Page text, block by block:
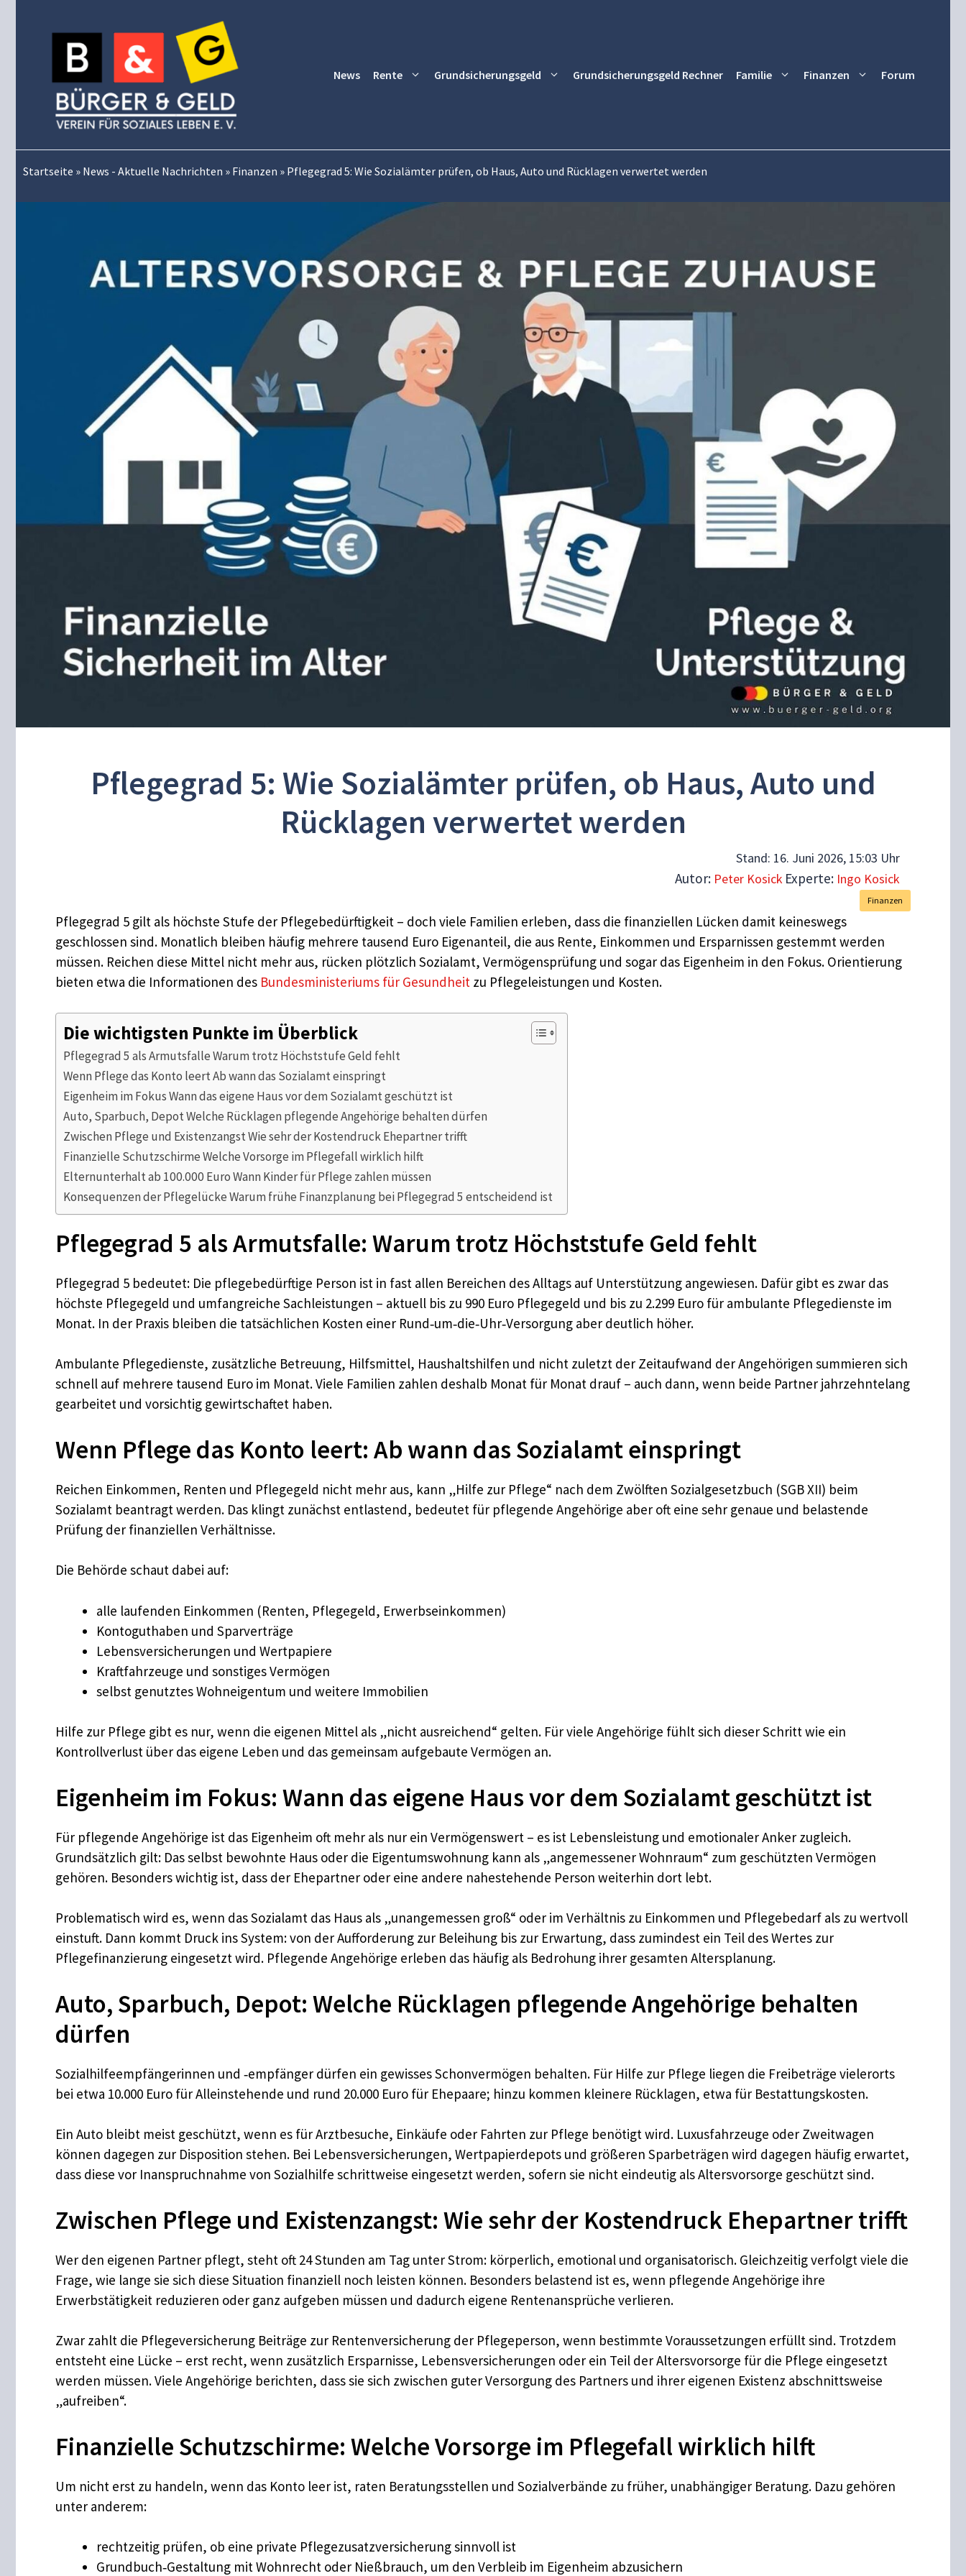
News Rente Grundsicherungsgeld Grundsicherungsgeld Rechner Familie Finanzen Forum
Startseite » News - Aktuelle Nachrichten » Finanzen » Pflegegrad 5: Wie Sozialämter prüfen, ob Haus, Auto und Rücklagen verwertet werden
Pflegegrad 5: Wie Sozialämter prüfen, ob Haus, Auto und
Rücklagen verwertet werden
Stand: 16. Juni 2026, 15:03 Uhr
Autor: Peter Kosick Experte: Ingo Kosick
Finanzen
Pflegegrad 5 gilt als höchste Stufe der Pflegebedürftigkeit – doch viele Familien erleben, dass die finanziellen Lücken damit keineswegs
geschlossen sind. Monatlich bleiben häufig mehrere tausend Euro Eigenanteil, die aus Rente, Einkommen und Ersparnissen gestemmt werden
müssen. Reichen diese Mittel nicht mehr aus, rücken plötzlich Sozialamt, Vermögensprüfung und sogar das Eigenheim in den Fokus. Orientierung
bieten etwa die Informationen des Bundesministeriums für Gesundheit zu Pflegeleistungen und Kosten.
Die wichtigsten Punkte im Überblick
Pflegegrad 5 als Armutsfalle Warum trotz Höchststufe Geld fehlt
Wenn Pflege das Konto leert Ab wann das Sozialamt einspringt
Eigenheim im Fokus Wann das eigene Haus vor dem Sozialamt geschützt ist
Auto, Sparbuch, Depot Welche Rücklagen pflegende Angehörige behalten dürfen
Zwischen Pflege und Existenzangst Wie sehr der Kostendruck Ehepartner trifft
Finanzielle Schutzschirme Welche Vorsorge im Pflegefall wirklich hilft
Elternunterhalt ab 100.000 Euro Wann Kinder für Pflege zahlen müssen
Konsequenzen der Pflegelücke Warum frühe Finanzplanung bei Pflegegrad 5 entscheidend ist
Pflegegrad 5 als Armutsfalle: Warum trotz Höchststufe Geld fehlt
Pflegegrad 5 bedeutet: Die pflegebedürftige Person ist in fast allen Bereichen des Alltags auf Unterstützung angewiesen. Dafür gibt es zwar das
höchste Pflegegeld und umfangreiche Sachleistungen – aktuell bis zu 990 Euro Pflegegeld und bis zu 2.299 Euro für ambulante Pflegedienste im
Monat. In der Praxis bleiben die tatsächlichen Kosten einer Rund‑um‑die‑Uhr‑Versorgung aber deutlich höher.
Ambulante Pflegedienste, zusätzliche Betreuung, Hilfsmittel, Haushaltshilfen und nicht zuletzt der Zeitaufwand der Angehörigen summieren sich
schnell auf mehrere tausend Euro im Monat. Viele Familien zahlen deshalb Monat für Monat drauf – auch dann, wenn beide Partner jahrzehntelang
gearbeitet und vorsichtig gewirtschaftet haben.
Wenn Pflege das Konto leert: Ab wann das Sozialamt einspringt
Reichen Einkommen, Renten und Pflegegeld nicht mehr aus, kann „Hilfe zur Pflege“ nach dem Zwölften Sozialgesetzbuch (SGB XII) beim
Sozialamt beantragt werden. Das klingt zunächst entlastend, bedeutet für pflegende Angehörige aber oft eine sehr genaue und belastende
Prüfung der finanziellen Verhältnisse.
Die Behörde schaut dabei auf:
alle laufenden Einkommen (Renten, Pflegegeld, Erwerbseinkommen)
Kontoguthaben und Sparverträge
Lebensversicherungen und Wertpapiere
Kraftfahrzeuge und sonstiges Vermögen
selbst genutztes Wohneigentum und weitere Immobilien
Hilfe zur Pflege gibt es nur, wenn die eigenen Mittel als „nicht ausreichend“ gelten. Für viele Angehörige fühlt sich dieser Schritt wie ein
Kontrollverlust über das eigene Leben und das gemeinsam aufgebaute Vermögen an.
Eigenheim im Fokus: Wann das eigene Haus vor dem Sozialamt geschützt ist
Für pflegende Angehörige ist das Eigenheim oft mehr als nur ein Vermögenswert – es ist Lebensleistung und emotionaler Anker zugleich.
Grundsätzlich gilt: Das selbst bewohnte Haus oder die Eigentumswohnung kann als „angemessener Wohnraum“ zum geschützten Vermögen
gehören. Besonders wichtig ist, dass der Ehepartner oder eine andere nahestehende Person weiterhin dort lebt.
Problematisch wird es, wenn das Sozialamt das Haus als „unangemessen groß“ oder im Verhältnis zu Einkommen und Pflegebedarf als zu wertvoll
einstuft. Dann kommt Druck ins System: von der Aufforderung zur Beleihung bis zur Erwartung, dass zumindest ein Teil des Wertes zur
Pflegefinanzierung eingesetzt wird. Pflegende Angehörige erleben das häufig als Bedrohung ihrer gesamten Altersplanung.
Auto, Sparbuch, Depot: Welche Rücklagen pflegende Angehörige behalten
dürfen
Sozialhilfeempfängerinnen und ‑empfänger dürfen ein gewisses Schonvermögen behalten. Für Hilfe zur Pflege liegen die Freibeträge vielerorts
bei etwa 10.000 Euro für Alleinstehende und rund 20.000 Euro für Ehepaare; hinzu kommen kleinere Rücklagen, etwa für Bestattungskosten.
Ein Auto bleibt meist geschützt, wenn es für Arztbesuche, Einkäufe oder Fahrten zur Pflege benötigt wird. Luxusfahrzeuge oder Zweitwagen
können dagegen zur Disposition stehen. Bei Lebensversicherungen, Wertpapierdepots und größeren Sparbeträgen wird dagegen häufig erwartet,
dass diese vor Inanspruchnahme von Sozialhilfe schrittweise eingesetzt werden, sofern sie nicht eindeutig als Altersvorsorge geschützt sind.
Zwischen Pflege und Existenzangst: Wie sehr der Kostendruck Ehepartner trifft
Wer den eigenen Partner pflegt, steht oft 24 Stunden am Tag unter Strom: körperlich, emotional und organisatorisch. Gleichzeitig verfolgt viele die
Frage, wie lange sie sich diese Situation finanziell noch leisten können. Besonders belastend ist es, wenn pflegende Angehörige ihre
Erwerbstätigkeit reduzieren oder ganz aufgeben müssen und dadurch eigene Rentenansprüche verlieren.
Zwar zahlt die Pflegeversicherung Beiträge zur Rentenversicherung der Pflegeperson, wenn bestimmte Voraussetzungen erfüllt sind. Trotzdem
entsteht eine Lücke – erst recht, wenn zusätzlich Ersparnisse, Lebensversicherungen oder ein Teil der Altersvorsorge für die Pflege eingesetzt
werden müssen. Viele Angehörige berichten, dass sie sich zwischen guter Versorgung des Partners und ihrer eigenen Existenz abschnittsweise
„aufreiben“.
Finanzielle Schutzschirme: Welche Vorsorge im Pflegefall wirklich hilft
Um nicht erst zu handeln, wenn das Konto leer ist, raten Beratungsstellen und Sozialverbände zu früher, unabhängiger Beratung. Dazu gehören
unter anderem:
rechtzeitig prüfen, ob eine private Pflegezusatzversicherung sinnvoll ist
Grundbuch‑Gestaltung mit Wohnrecht oder Nießbrauch, um den Verbleib im Eigenheim abzusichern